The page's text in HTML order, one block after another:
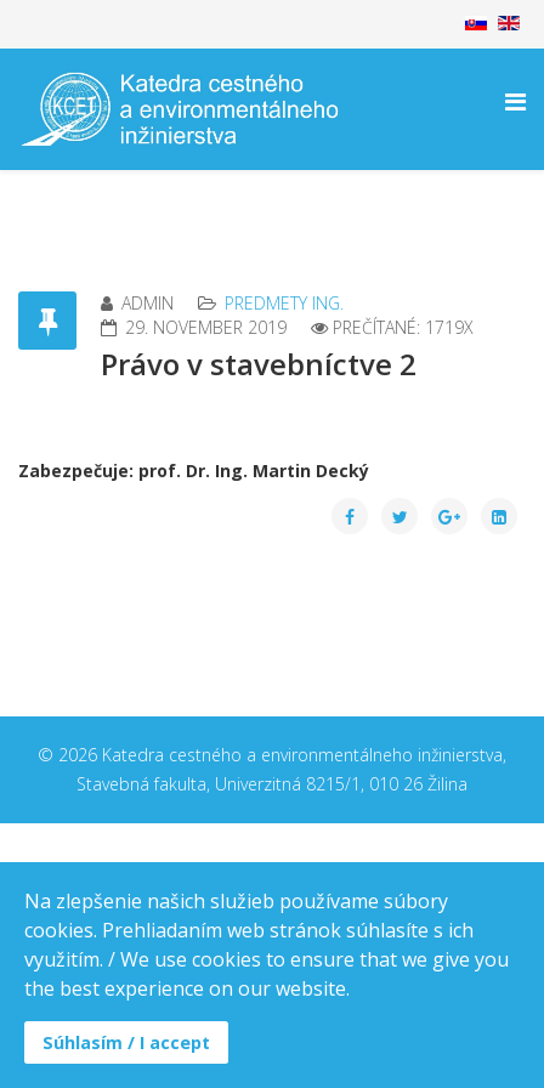
ADMIN
PREDMETY ING.
29. NOVEMBER 2019
PREČÍTANÉ: 1719X
Právo v stavebníctve 2
Zabezpečuje: prof. Dr. Ing. Martin Decký
© 2026 Katedra cestného a environmentálneho inžinierstva,
Stavebná fakulta, Univerzitná 8215/1, 010 26 Žilina
Na zlepšenie našich služieb používame súbory
cookies. Prehliadaním web stránok súhlasíte s ich
využitím. / We use cookies to ensure that we give you
the best experience on our website.
Súhlasím / I accept